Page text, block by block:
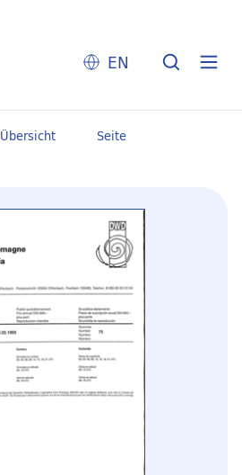
EN
Übersicht Seite